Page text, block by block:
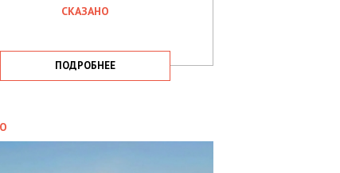
СКАЗАНО
ПОДРОБНЕЕ